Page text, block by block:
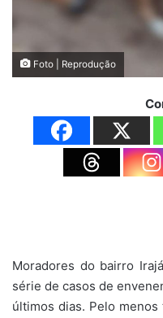
Foto | Reprodução
Moradores do bairro
série de casos de
últimos dias. Pelo